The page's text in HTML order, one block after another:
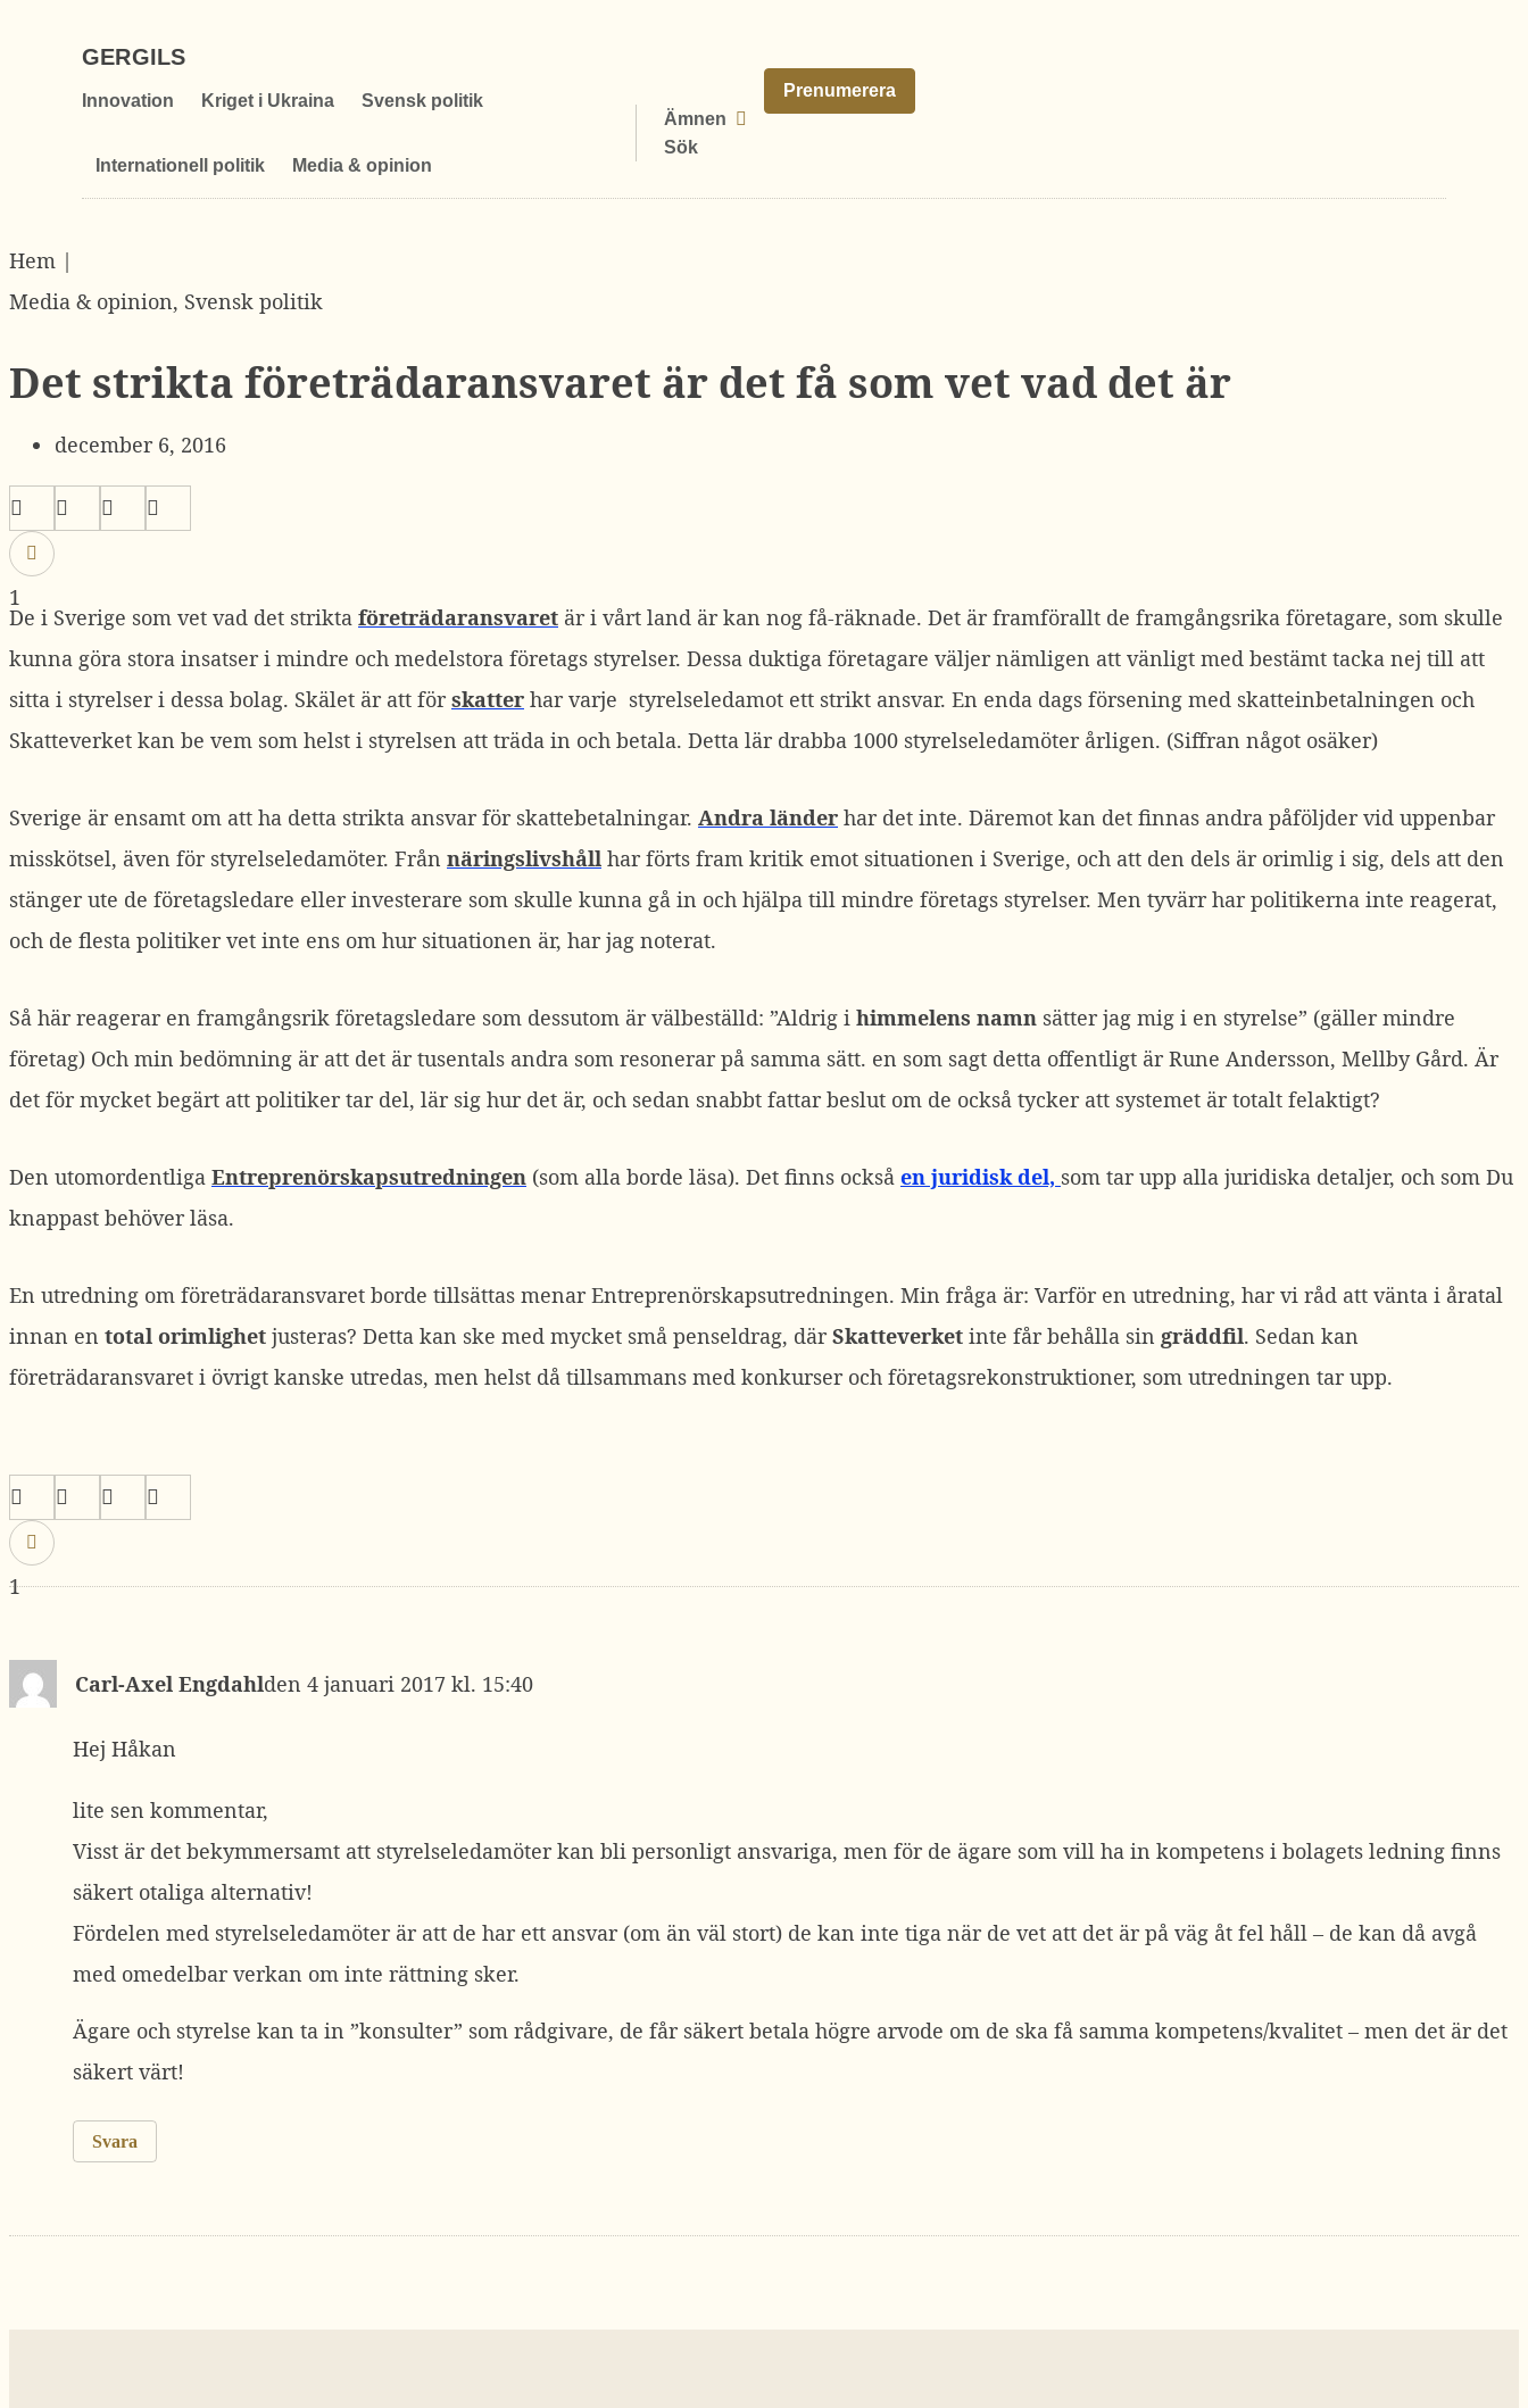
GERGILS
Innovation Kriget i Ukraina Svensk politik
Internationell politik Media & opinion
Ämnen
Sök
Prenumerera
Hem |
Media & opinion, Svensk politik
Det strikta företrädaransvaret är det få som vet vad det är
december 6, 2016
1
De i Sverige som vet vad det strikta företrädaransvaret är i vårt land är kan nog få-räknade. Det är framförallt de framgångsrika företagare, som skulle
kunna göra stora insatser i mindre och medelstora företags styrelser. Dessa duktiga företagare väljer nämligen att vänligt med bestämt tacka nej till att
sitta i styrelser i dessa bolag. Skälet är att för skatter har varje styrelseledamot ett strikt ansvar. En enda dags försening med skatteinbetalningen och
Skatteverket kan be vem som helst i styrelsen att träda in och betala. Detta lär drabba 1000 styrelseledamöter årligen. (Siffran något osäker)
Sverige är ensamt om att ha detta strikta ansvar för skattebetalningar. Andra länder har det inte. Däremot kan det finnas andra påföljder vid uppenbar
misskötsel, även för styrelseledamöter. Från näringslivshåll har förts fram kritik emot situationen i Sverige, och att den dels är orimlig i sig, dels att den
stänger ute de företagsledare eller investerare som skulle kunna gå in och hjälpa till mindre företags styrelser. Men tyvärr har politikerna inte reagerat,
och de flesta politiker vet inte ens om hur situationen är, har jag noterat.
Så här reagerar en framgångsrik företagsledare som dessutom är välbeställd: ”Aldrig i himmelens namn sätter jag mig i en styrelse” (gäller mindre
företag) Och min bedömning är att det är tusentals andra som resonerar på samma sätt. en som sagt detta offentligt är Rune Andersson, Mellby Gård. Är
det för mycket begärt att politiker tar del, lär sig hur det är, och sedan snabbt fattar beslut om de också tycker att systemet är totalt felaktigt?
Den utomordentliga Entreprenörskapsutredningen (som alla borde läsa). Det finns också en juridisk del, som tar upp alla juridiska detaljer, och som Du
knappast behöver läsa.
En utredning om företrädaransvaret borde tillsättas menar Entreprenörskapsutredningen. Min fråga är: Varför en utredning, har vi råd att vänta i åratal
innan en total orimlighet justeras? Detta kan ske med mycket små penseldrag, där Skatteverket inte får behålla sin gräddfil. Sedan kan
företrädaransvaret i övrigt kanske utredas, men helst då tillsammans med konkurser och företagsrekonstruktioner, som utredningen tar upp.
1
Carl-Axel Engdahl 4 januari 2017 kl. 15:40
Hej Håkan
lite sen kommentar,
Visst är det bekymmersamt att styrelseledamöter kan bli personligt ansvariga, men för de ägare som vill ha in kompetens i bolagets ledning finns
säkert otaliga alternativ!
Fördelen med styrelseledamöter är att de har ett ansvar (om än väl stort) de kan inte tiga när de vet att det är på väg åt fel håll – de kan då avgå
med omedelbar verkan om inte rättning sker.
Ägare och styrelse kan ta in ”konsulter” som rådgivare, de får säkert betala högre arvode om de ska få samma kompetens/kvalitet – men det är det
säkert värt!
Svara